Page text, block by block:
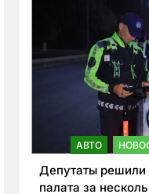
АВТО
Депутаты решили
палата за